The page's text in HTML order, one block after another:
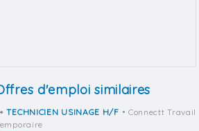
d'emploi similaires
TECHNICIEN USINAGE H/F • Connectt Travail